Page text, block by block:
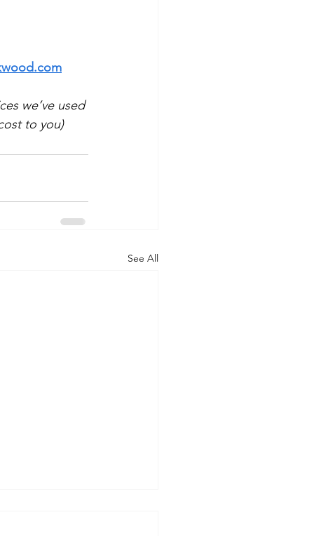
we’ve used
to you)
See All